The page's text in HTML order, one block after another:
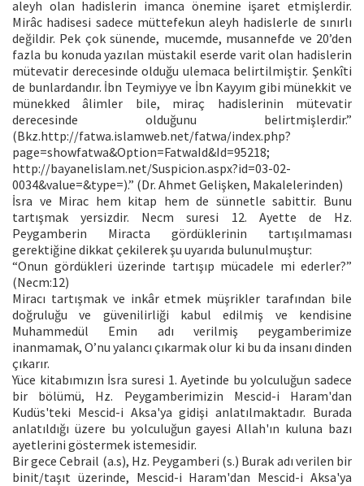
aleyh olan hadislerin imanca önemine işaret etmişlerdir.
Mirâc hadisesi sadece müttefekun aleyh hadislerle de sınırlı
değildir. Pek çok sünende, mucemde, musannefde ve 20’den
fazla bu konuda yazılan müstakil eserde varit olan hadislerin
mütevatir derecesinde olduğu ulemaca belirtilmiştir. Şenkîti
de bunlardandır. İbn Teymiyye ve İbn Kayyım gibi münekkit ve
münekked âlimler bile, miraç hadislerinin mütevatir
derecesinde olduğunu belirtmişlerdir.”
(Bkz.http://fatwa.islamweb.net/fatwa/index.php?
page=showfatwa&Option=FatwaId&Id=95218;
http://bayanelislam.net/Suspicion.aspx?id=03-02-
0034&value=&type=).” (Dr. Ahmet Gelişken, Makalelerinden)
İsra ve Mirac hem kitap hem de sünnetle sabittir. Bunu
tartışmak yersizdir. Necm suresi 12. Ayette de Hz.
Peygamberin Miracta gördüklerinin tartışılmaması
gerektiğine dikkat çekilerek şu uyarıda bulunulmuştur:
“Onun gördükleri üzerinde tartışıp mücadele mi ederler?”
(Necm:12)
Miracı tartışmak ve inkâr etmek müşrikler tarafından bile
doğruluğu ve güvenilirliği kabul edilmiş ve kendisine
Muhammedül Emin adı verilmiş peygamberimize
inanmamak, O’nu yalancı çıkarmak olur ki bu da insanı dinden
çıkarır.
Yüce kitabımızın İsra suresi 1. Ayetinde bu yolculuğun sadece
bir bölümü, Hz. Peygamberimizin Mescid-i Haram'dan
Kudüs'teki Mescid-i Aksa'ya gidişi anlatılmaktadır. Burada
anlatıldığı üzere bu yolculuğun gayesi Allah'ın kuluna bazı
ayetlerini göstermek istemesidir.
Bir gece Cebrail (a.s), Hz. Peygamberi (s.) Burak adı verilen bir
binit/taşıt üzerinde, Mescid-i Haram'dan Mescid-i Aksa'ya